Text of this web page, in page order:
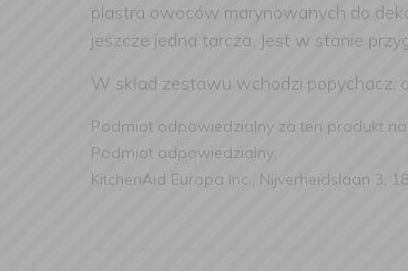
plastra owoców marynowanych do
jeszcze jedna tarcza. Jest w stanie
W skład zestawu wchodzi popychacz,
Podmiot odpowiedzialny za ten produkt na
Podmiot odpowiedzialny:
KitchenAid Europa Inc., Nijverheidslaan 3,